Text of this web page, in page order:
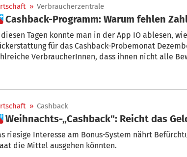
» Verbraucherzentrale
 Cashback-Programm: Warum fehlen
Tagen konnte man in der App IO ablesen,
für das Cashback-Probemonat
VerbraucherInnen, dass ihnen nicht alle
das?“
» Cashback
 Weihnachts-„Cashback“: Reicht das
riesige Interesse am Bonus-System nährt
die Mittel ausgehen könnten.